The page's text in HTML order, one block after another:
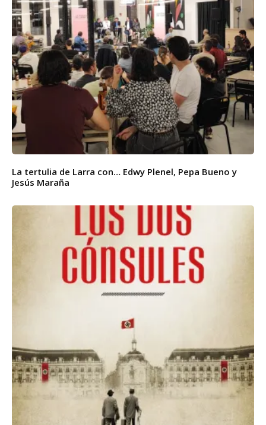
La tertulia de Larra con… Edwy Plenel, Pepa Bueno y
Jesús Maraña